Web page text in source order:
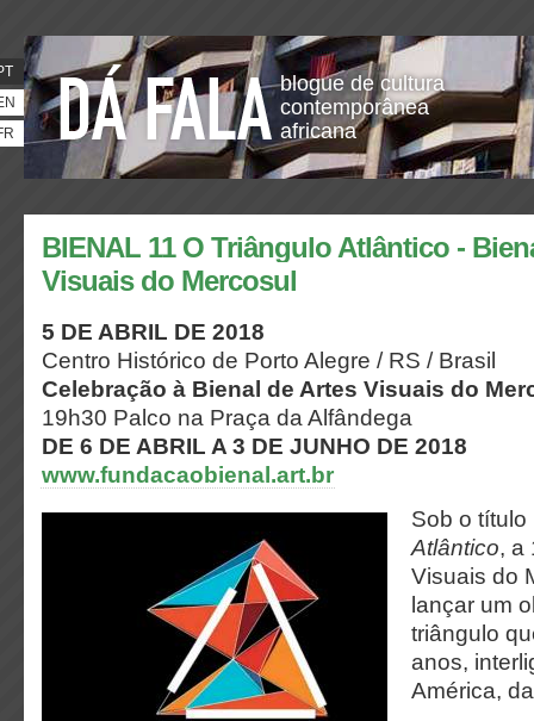
blogue de cultura
contemporânea
africana
BIENAL 11 O Triângulo Atlântico -
Visuais do Mercosul
5 DE ABRIL DE 2018
Centro Histórico de Porto Alegre / RS / Brasil
Celebração à Bienal de Artes Visuais do
19h30 Palco na Praça da Alfândega
DE 6 DE ABRIL A 3 DE JUNHO DE 2018
www.fundacaobienal.art.br
Sob o título
Atlântico, a
Visuais do
lançar um
triângulo
anos,
América,